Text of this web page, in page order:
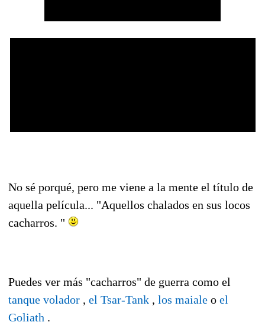
No sé porqué, pero me viene a la mente el título de
aquella película... "Aquellos chalados en sus locos
cacharros. "
Puedes ver más "cacharros" de guerra como el
tanque volador , el Tsar-Tank , los maiale o el
Goliath .